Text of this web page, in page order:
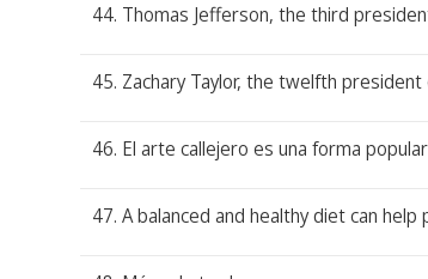
44. Thomas Jefferson, the third
45. Zachary Taylor, the twelfth
46. El arte callejero es una forma
47. A balanced and healthy diet can